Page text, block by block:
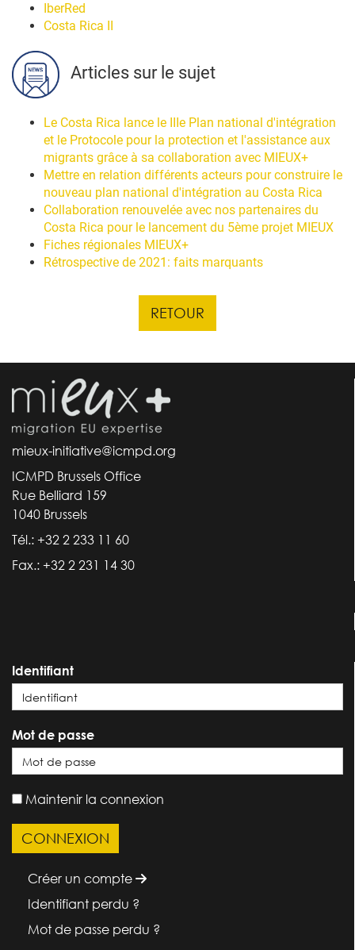
IberRed
Costa Rica II
Articles sur le sujet
Le Costa Rica lance le IIIe Plan national d'intégration
et le Protocole pour la protection et l'assistance aux
migrants grâce à sa collaboration avec MIEUX+
Mettre en relation différents acteurs pour construire le
nouveau plan national d'intégration au Costa Rica
Collaboration renouvelée avec nos partenaires du
Costa Rica pour le lancement du 5ème projet MIEUX
Fiches régionales MIEUX+
Rétrospective de 2021: faits marquants
RETOUR
mieux-initiative@icmpd.org
ICMPD Brussels Office
Rue Belliard 159
1040 Brussels
Tél.: +32 2 233 11 60
Fax.: +32 2 231 14 30
Identifiant
Mot de passe
Maintenir la connexion
Créer un compte
Identifiant perdu ?
Mot de passe perdu ?